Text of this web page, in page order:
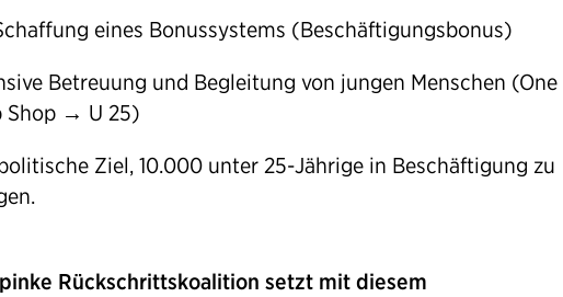
eines Bonussystems (Beschäftigungsbonus)
Betreuung und Begleitung von jungen Menschen (One
Shop → U 25)
Ziel, 10.000 unter 25-Jährige in Beschäftigung zu
Rückschrittskoalition setzt mit diesem